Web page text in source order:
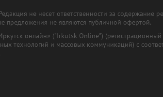
не несет ответственности за содержание
предложения не являются публичной офертой.
онлайн» ("Irkutsk Online")
технологий и массовых коммуникаций) с